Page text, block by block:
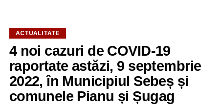
ACTUALITATE
4 noi cazuri de COVID-19
raportate astăzi, 9 septembrie
2022, în Municipiul Sebeș și
comunele Pianu și Șugag